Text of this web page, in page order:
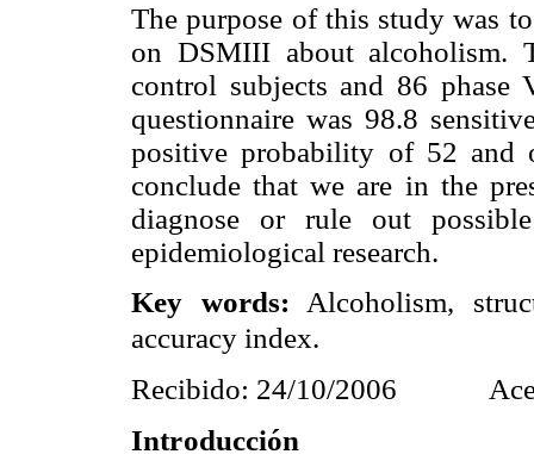
The purpose of this study was
on DSMIII about alcoholism.
control subjects and 86 phase
questionnaire was 98.8
positive probability of 52 and
conclude that we are in the
diagnose or rule out
epidemiological research.
Key words: Alcoholism,
accuracy index.
Recibido: 24/10/2006
Introducción